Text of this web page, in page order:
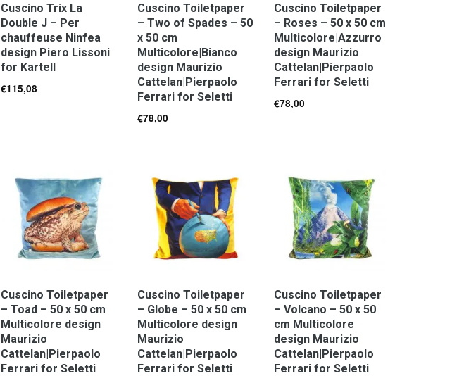
Cuscino Trix La
Double J – Per
chauffeuse Ninfea
design Piero Lissoni
for Kartell
€115,08
Cuscino Toiletpaper
– Two of Spades – 50
x 50 cm
Multicolore|Bianco
design Maurizio
Cattelan|Pierpaolo
Ferrari for Seletti
€78,00
Cuscino Toiletpaper
– Roses – 50 x 50 cm
Multicolore|Azzurro
design Maurizio
Cattelan|Pierpaolo
Ferrari for Seletti
€78,00
Cuscino Toiletpaper
– Toad – 50 x 50 cm
Multicolore design
Maurizio
Cattelan|Pierpaolo
Ferrari for Seletti
Cuscino Toiletpaper
– Globe – 50 x 50 cm
Multicolore design
Maurizio
Cattelan|Pierpaolo
Ferrari for Seletti
Cuscino Toiletpaper
– Volcano – 50 x 50
cm Multicolore
design Maurizio
Cattelan|Pierpaolo
Ferrari for Seletti